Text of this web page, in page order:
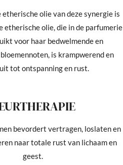
olie van deze synergie is
etherische olie, die in de parfumerie
voor haar bedwelmende en
is krampwerend en
tot ontspanning en rust.
bevordert vertragen, loslaten en
naartotale rust van lichaam en
geest.